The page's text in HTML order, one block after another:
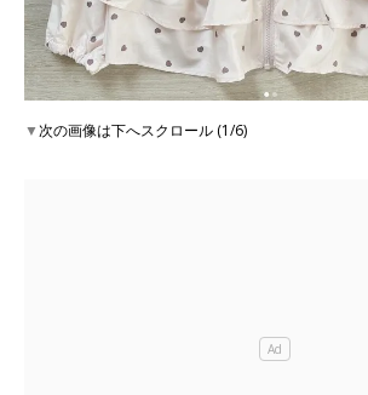
▼次の画像は下へスクロール (1/6)